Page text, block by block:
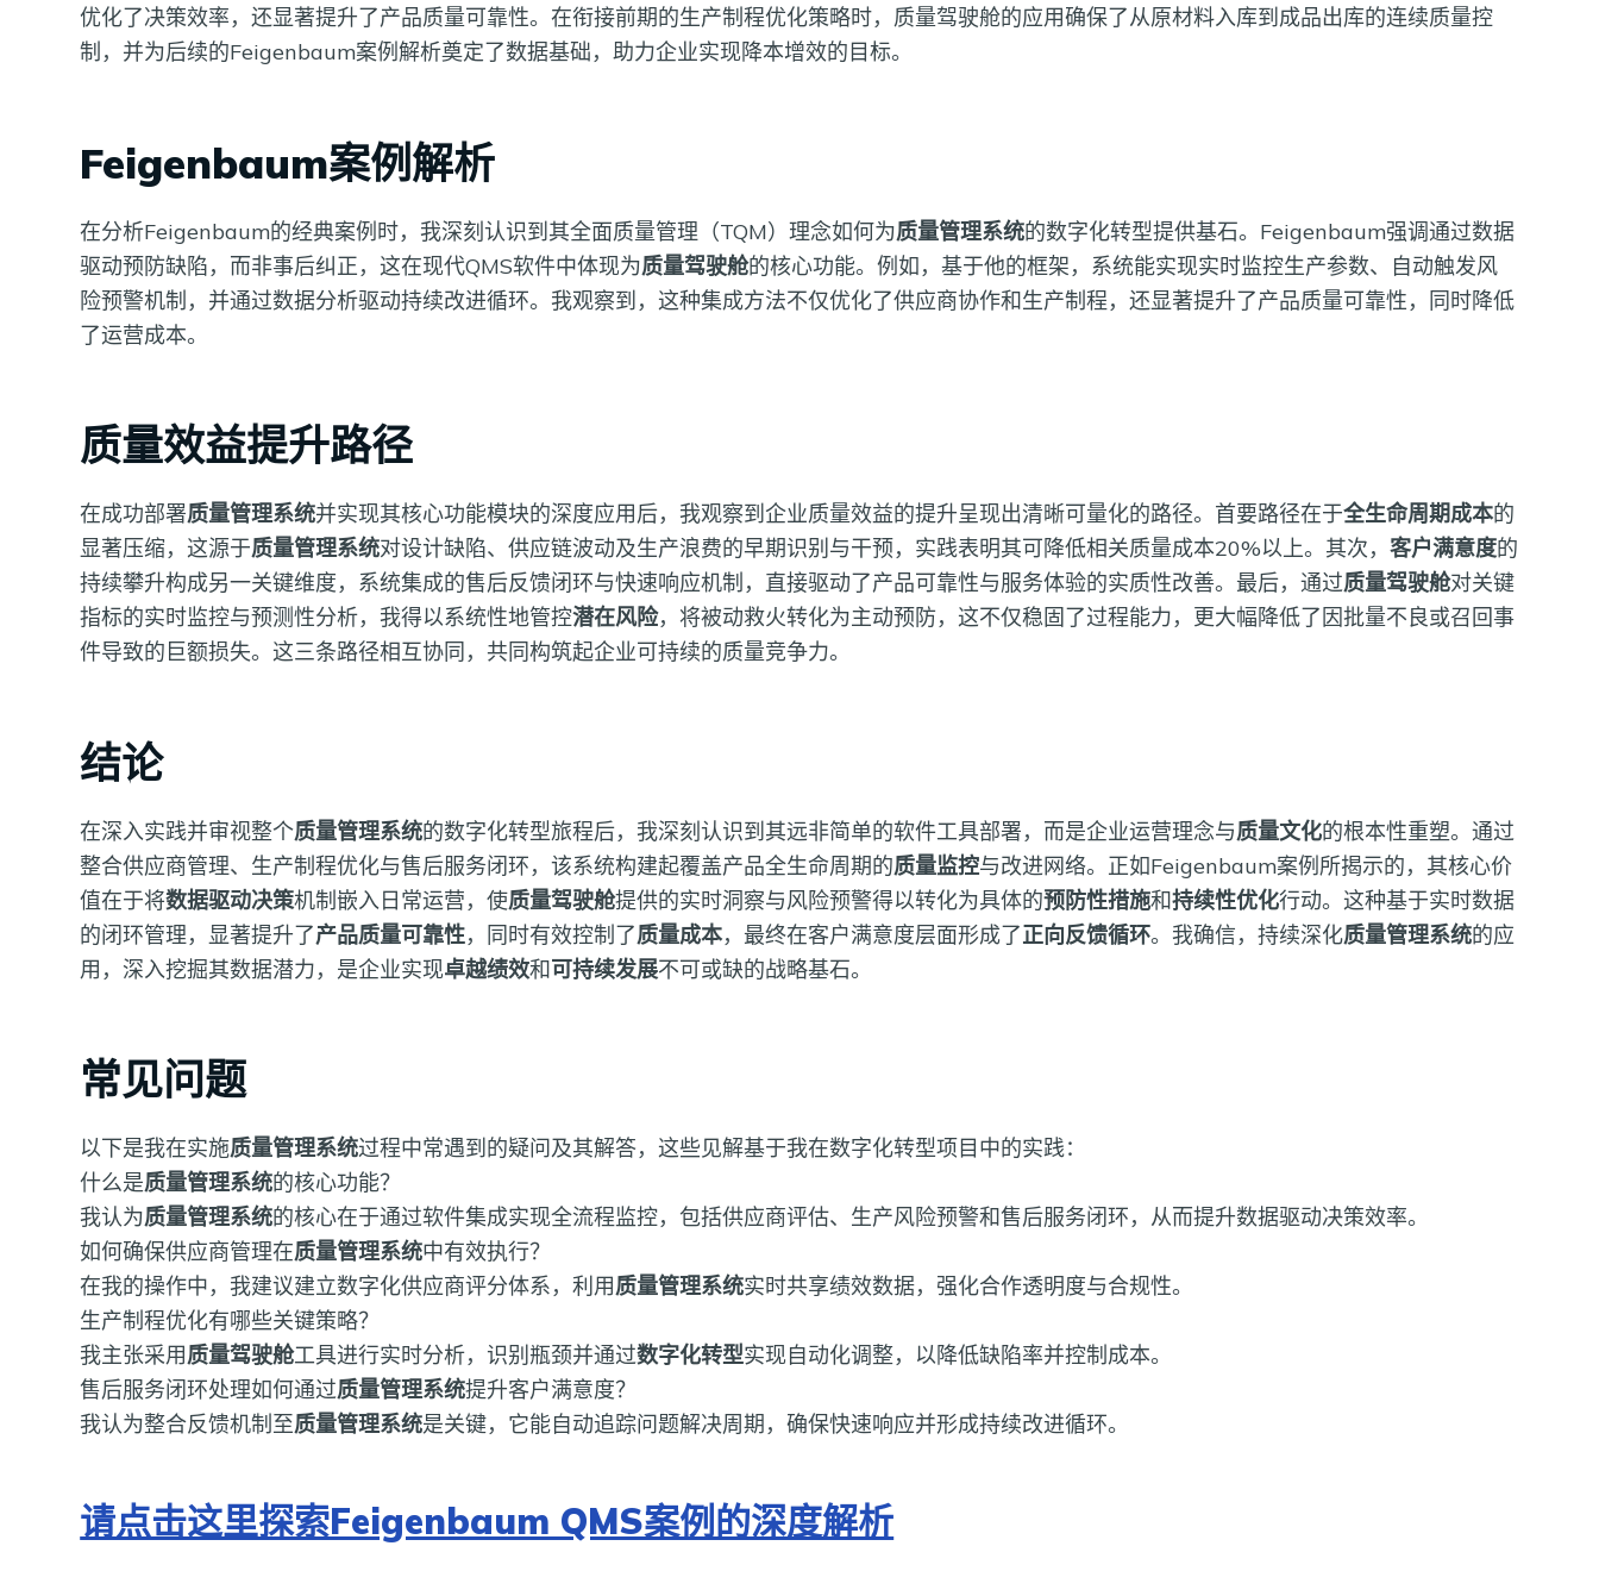
优化了决策效率，还显著提升了产品质量可靠性。在衔接前期的生产制程优化策略时，质量驾驶舱的应用确保了从原材料入库到成品出库的连续质量控
制，并为后续的Feigenbaum案例解析奠定了数据基础，助力企业实现降本增效的目标。
Feigenbaum案例解析
在分析Feigenbaum的经典案例时，我深刻认识到其全面质量管理（TQM）理念如何为质量管理系统的数字化转型提供基石。Feigenbaum强调通过数据
驱动预防缺陷，而非事后纠正，这在现代QMS软件中体现为质量驾驶舱的核心功能。例如，基于他的框架，系统能实现实时监控生产参数、自动触发风
险预警机制，并通过数据分析驱动持续改进循环。我观察到，这种集成方法不仅优化了供应商协作和生产制程，还显著提升了产品质量可靠性，同时降低
了运营成本。
质量效益提升路径
在成功部署质量管理系统并实现其核心功能模块的深度应用后，我观察到企业质量效益的提升呈现出清晰可量化的路径。首要路径在于全生命周期成本的
显著压缩，这源于质量管理系统对设计缺陷、供应链波动及生产浪费的早期识别与干预，实践表明其可降低相关质量成本20%以上。其次，客户满意度的
持续攀升构成另一关键维度，系统集成的售后反馈闭环与快速响应机制，直接驱动了产品可靠性与服务体验的实质性改善。最后，通过质量驾驶舱对关键
指标的实时监控与预测性分析，我得以系统性地管控潜在风险，将被动救火转化为主动预防，这不仅稳固了过程能力，更大幅降低了因批量不良或召回事
件导致的巨额损失。这三条路径相互协同，共同构筑起企业可持续的质量竞争力。
结论
在深入实践并审视整个质量管理系统的数字化转型旅程后，我深刻认识到其远非简单的软件工具部署，而是企业运营理念与质量文化的根本性重塑。通过
整合供应商管理、生产制程优化与售后服务闭环，该系统构建起覆盖产品全生命周期的质量监控与改进网络。正如Feigenbaum案例所揭示的，其核心价
值在于将数据驱动决策机制嵌入日常运营，使质量驾驶舱提供的实时洞察与风险预警得以转化为具体的预防性措施和持续性优化行动。这种基于实时数据
的闭环管理，显著提升了产品质量可靠性，同时有效控制了质量成本，最终在客户满意度层面形成了正向反馈循环。我确信，持续深化质量管理系统的应
用，深入挖掘其数据潜力，是企业实现卓越绩效和可持续发展不可或缺的战略基石。
常见问题
以下是我在实施质量管理系统过程中常遇到的疑问及其解答，这些见解基于我在数字化转型项目中的实践：
什么是质量管理系统的核心功能？
我认为质量管理系统的核心在于通过软件集成实现全流程监控，包括供应商评估、生产风险预警和售后服务闭环，从而提升数据驱动决策效率。
如何确保供应商管理在质量管理系统中有效执行？
在我的操作中，我建议建立数字化供应商评分体系，利用质量管理系统实时共享绩效数据，强化合作透明度与合规性。
生产制程优化有哪些关键策略？
我主张采用质量驾驶舱工具进行实时分析，识别瓶颈并通过数字化转型实现自动化调整，以降低缺陷率并控制成本。
售后服务闭环处理如何通过质量管理系统提升客户满意度？
我认为整合反馈机制至质量管理系统是关键，它能自动追踪问题解决周期，确保快速响应并形成持续改进循环。
请点击这里探索Feigenbaum QMS案例的深度解析